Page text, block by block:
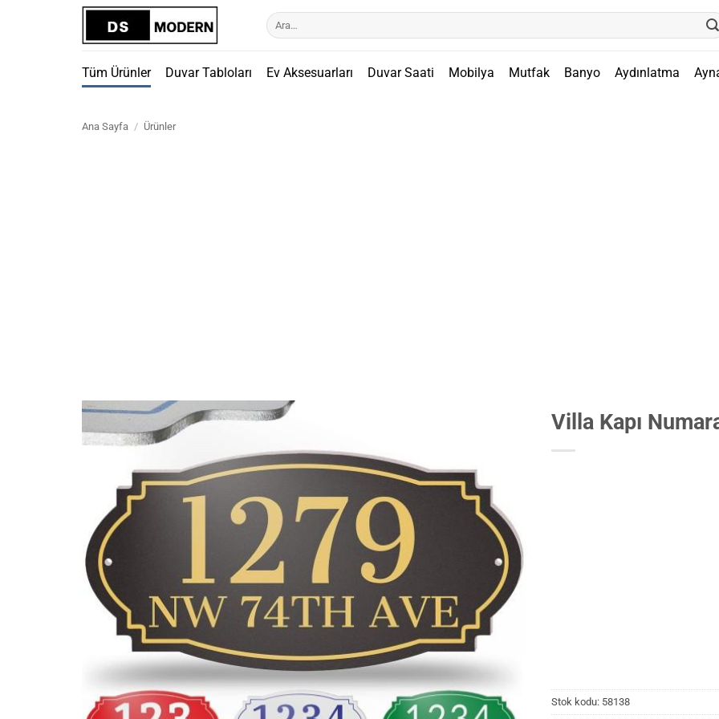
Ara:
Tüm Ürünler Duvar Tabloları Ev Aksesuarları Duvar Saati Mobilya Mutfak Banyo Aydınlatma
Ana Sayfa / Ürünler
Villa Kapı
Stok kodu: 58138